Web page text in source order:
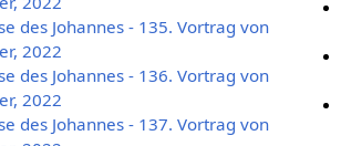
des Johannes - 135. Vortrag von
2022
des Johannes - 136. Vortrag von
2022
des Johannes - 137. Vortrag von